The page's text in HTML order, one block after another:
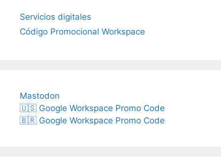
Servicios digitales
Código Promocional Workspace
Mastodon
🇺🇸 Google Workspace Promo Code
🇧🇷 Google Workspace Promo Code